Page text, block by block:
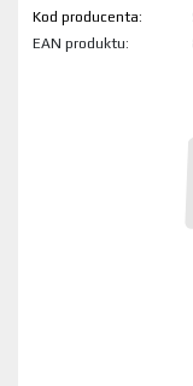
Kod produktu:
EAN produktu: